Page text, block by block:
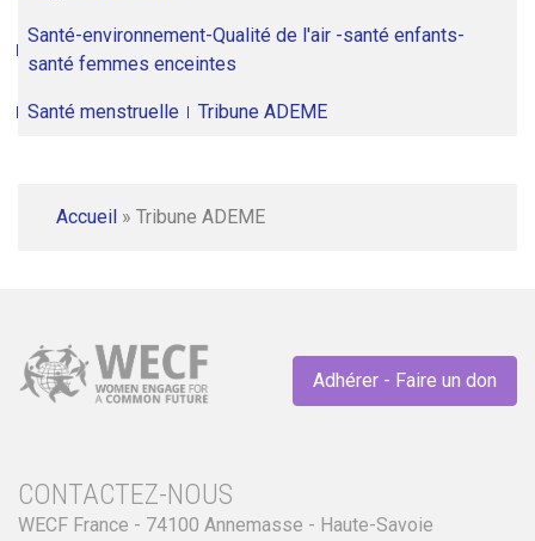
Santé-environnement-Qualité de l'air -santé enfants-
santé femmes enceintes
Santé menstruelle Tribune ADEME
Accueil » Tribune ADEME
Adhérer - Faire un don
CONTACTEZ-NOUS
WECF France - 74100 Annemasse - Haute-Savoie